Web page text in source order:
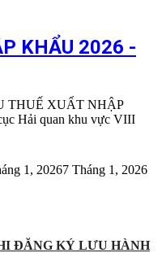
KHẨU 2026 -
THUẾ XUẤT NHẬP
Hải quan khu vực VIII
1, 20267 Tháng 1, 2026
ĐĂNG KÝ LƯU HÀNH